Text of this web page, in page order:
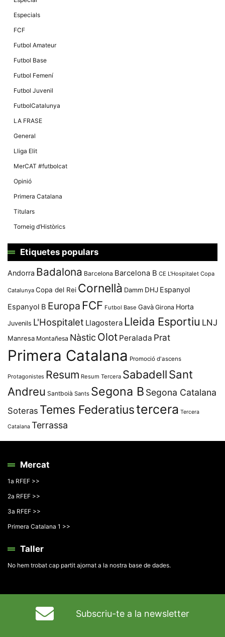
Especials
FCF
Futbol Amateur
Futbol Base
Futbol Femení
Futbol Juvenil
FutbolCatalunya
LA FRASE
General
Lliga Elit
MerCAT #futbolcat
Opinió
Primera Catalana
Titulars
Torneig d’Històrics
Etiquetes populars
Andorra Badalona Barcelona Barcelona B CE L'Hospitalet Copa
Catalunya Copa del Rei Cornellà Damm DHJ Espanyol
Espanyol B Europa FCF Futbol Base Gavà Girona Horta
Juvenils L'Hospitalet Llagostera Lleida Esportiu LNJ
Manresa Montañesa Nàstic Olot Peralada Prat
Primera Catalana Promoció d'ascens
Protagonistes Resum Resum Tercera SabadellSant
Andreu Santboià Sants Segona B Segona Catalana
Soteras Temes Federatiustercera Tercera
Catalana Terrassa
Mercat
1a RFEF >>
2a RFEF >>
3a RFEF >>
Primera Catalana 1 >>
Taller
No hem trobat cap partit ajornat a la nostra base de dades.
Subscriu-te a la newsletter